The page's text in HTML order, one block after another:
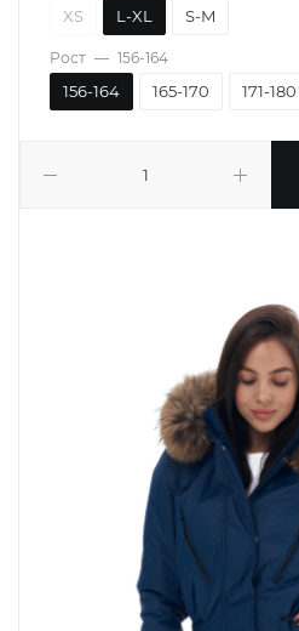
XS L-XL S-M
Рост — 156-164
156-164 165-170 171-180